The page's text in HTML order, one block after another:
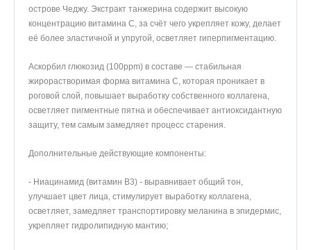
острове Чеджу. Экстракт танжерина содержит высокую
концентрацию витамина C, за счёт чего укрепляет кожу, делает
её более эластичной и упругой, осветляет гиперпигментацию.
Аскорбил глюкозид (100ppm) в составе — стабильная
жирорастворимая форма витамина C, которая проникает в
роговой слой, повышает выработку собственного коллагена,
осветляет пигментные пятна и обеспечивает антиоксидантную
защиту, тем самым замедляет процесс старения.
Дополнительные действующие компоненты:
- Ниацинамид (витамин B3) - выравнивает общий тон,
улучшает цвет лица, стимулирует выработку коллагена,
осветляет, замедляет транспортировку меланина в эпидермис,
укрепляет гидролипидную мантию;